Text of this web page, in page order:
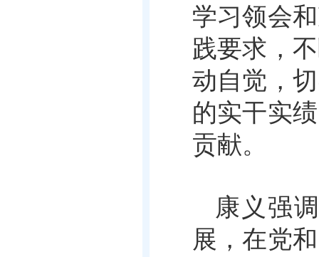
学习领会
践要求，
动自觉，
的实干实
贡献。
康义强
展，在党